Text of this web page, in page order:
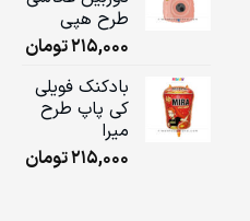
طرح هپی
215,000تومان
بادکنک فویلی
کی پاپ طرح
میرا
215,000تومان